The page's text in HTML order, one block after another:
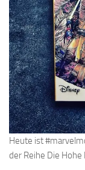
Heute ist
der Reihe Die